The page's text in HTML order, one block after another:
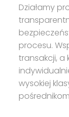
Działamy
procesu.
transakcji, a
wysokiej